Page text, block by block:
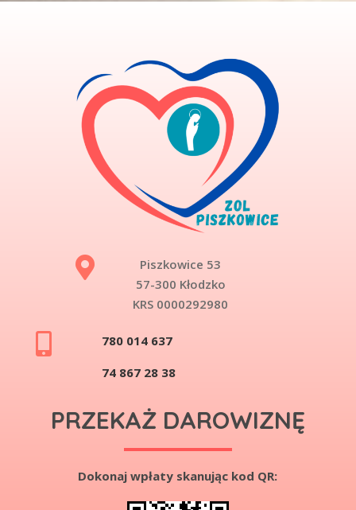

Piszkowice 53
57-300 Kłodzko
KRS 0000292980

780 014 637
74 867 28 38
PRZEKAŻ DAROWIZNĘ
Dokonaj wpłaty skanując kod QR: